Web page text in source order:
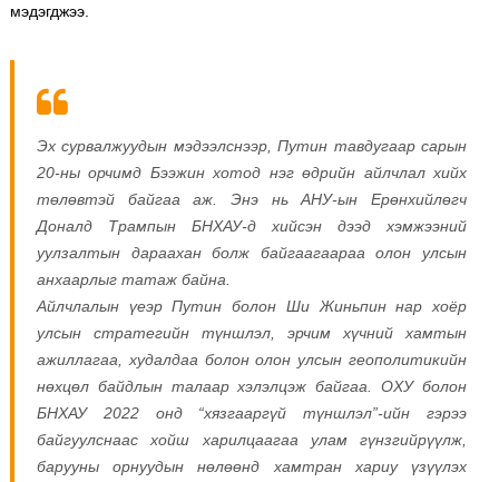
мэдэгджээ.
Эх сурвалжуудын мэдээлснээр, Путин тавдугаар сарын
20-ны орчимд Бээжин хотод нэг өдрийн айлчлал хийх
төлөвтэй байгаа аж. Энэ нь АНУ-ын Ерөнхийлөгч
Доналд Трампын БНХАУ-д хийсэн дээд хэмжээний
уулзалтын дараахан болж байгаагаараа олон улсын
анхаарлыг татаж байна.
Айлчлалын үеэр Путин болон Ши Жиньпин нар хоёр
улсын стратегийн түншлэл, эрчим хүчний хамтын
ажиллагаа, худалдаа болон олон улсын геополитикийн
нөхцөл байдлын талаар хэлэлцэж байгаа. ОХУ болон
БНХАУ 2022 онд “хязгааргүй түншлэл”-ийн гэрээ
байгуулснаас хойш харилцаагаа улам гүнзгийрүүлж,
барууны орнуудын нөлөөнд хамтран хариу үзүүлэх